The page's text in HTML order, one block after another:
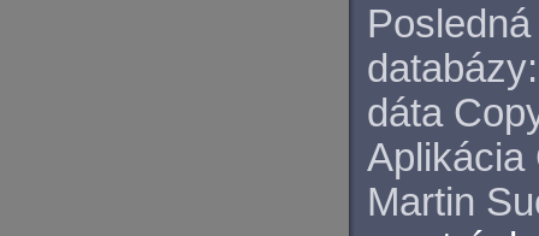
databázy:
dáta
Aplikácia
Martin